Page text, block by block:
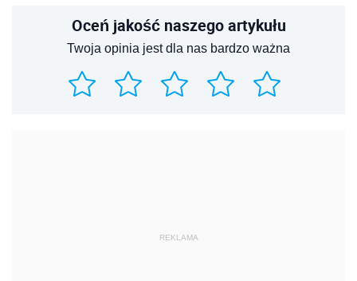
Oceń jakość naszego artykułu
Twoja opinia jest dla nas bardzo ważna
REKLAMA